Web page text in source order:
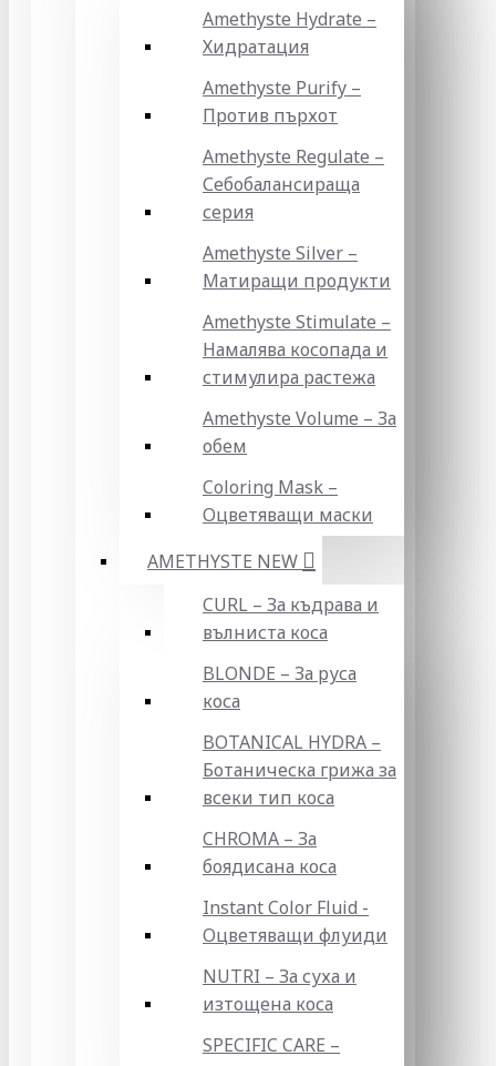
Amethyste Hydrate –
Хидратация
Amethyste Purify –
Против пърхот
Amethyste Regulate –
Себобалансираща
серия
Amethyste Silver –
Матиращи продукти
Amethyste Stimulate –
Намалява косопада и
стимулира растежа
Amethyste Volume – За
обем
Coloring Mask –
Оцветяващи маски
AMETHYSTE NEW
CURL – За къдрава и
вълниста коса
BLONDE – За руса
коса
BOTANICAL HYDRA –
Ботаническа грижа за
всеки тип коса
CHROMA – За
боядисана коса
Instant Color Fluid -
Оцветяващи флуиди
NUTRI – За суха и
изтощена коса
SPECIFIC CARE –